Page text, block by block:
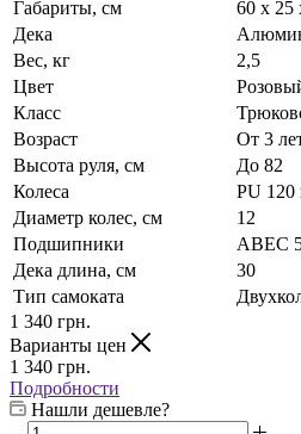
Габариты, см
60 х 25
Дека
Вес, кг
2,5
Цвет
Класс
Возраст
От 3
Высота руля, см
До 82
Колеса
PU 120
Диаметр колес, см
12
Подшипники
АВЕС
Дека длина, см
30
Тип самоката
1 340 грн.
Варианты цен
1 340 грн.
Подробности
Нашли дешевле?